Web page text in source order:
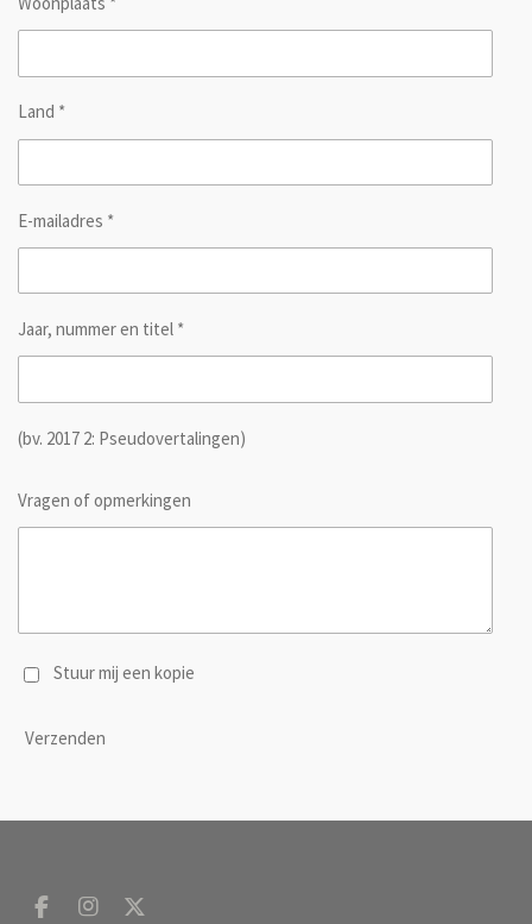
Land *
E-mailadres *
Jaar, nummer en titel *
(bv. 2017 2: Pseudovertalingen)
Vragen of opmerkingen
Stuur mij een kopie
Verzenden
F I X